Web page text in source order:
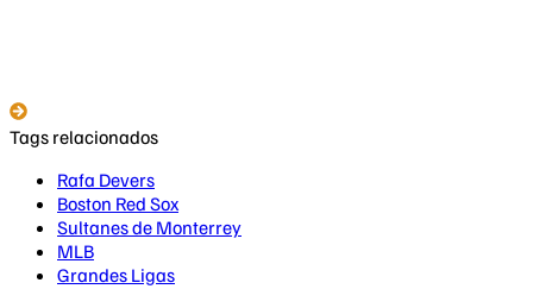
Tags relacionados
Rafa Devers
Boston Red Sox
Sultanes de Monterrey
MLB
Grandes Ligas